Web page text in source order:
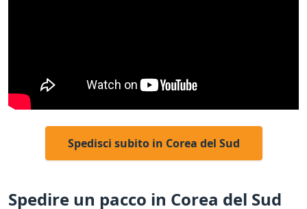
Spedisci subito in Corea del Sud
Spedire un pacco in Corea del Sud